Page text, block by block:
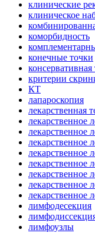
клинические
клиническое
коморбидность
конечные точки
консервативная
критерии
КТ
лапароскопия
лекарственная
лекарственное
лекарственное
лекарственное
лекарственное
лекарственное
лекарственное
лекарственное
лекарственное
лимфодесекция
лимфоузлы